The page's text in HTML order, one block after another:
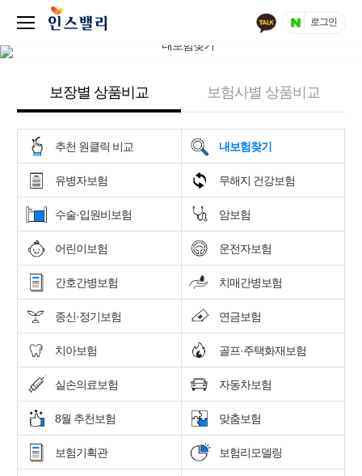
로그인
보장별 상품비교 보험사별 상품비교
추천 원클릭 비교 내보험찾기
유병자보험 무해지 건강보험
수술·입원비보험 암보험
어린이보험 운전자보험
간호간병보험 치매간병보험
종신·정기보험 연금보험
치아보험 골프·주택화재보험
실손의료보험 자동차보험
8월 추천보험 맞춤보험
보험기획관 보험리모델링